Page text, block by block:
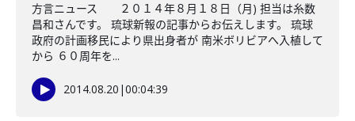
方言ニュース ２０１４年８月１８日（月) 担当は糸数
昌和さんです。 琉球新報の記事からお伝えします。 琉球
政府の計画移民により県出身者が 南米ボリビアへ入植して
から ６０周年を...
2014.08.20 |00:04:39